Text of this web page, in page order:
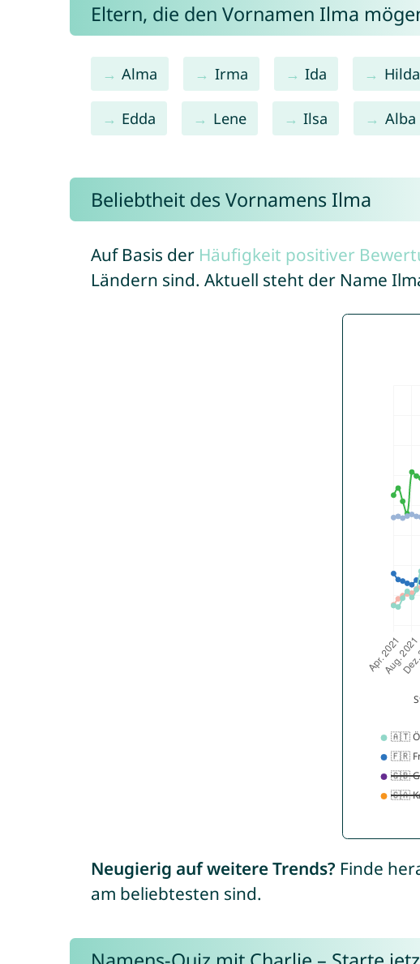
Eltern, die den Vornamen Ilma
Alma Irma Ida Hilda
Edda Lene Ilsa Alba
Beliebtheit des Vornamens Ilma
Auf Basis der Häufigkeit positiver
Ländern sind. Aktuell steht der Name
Neugierig auf weitere Trends? Finde
am beliebtesten sind.